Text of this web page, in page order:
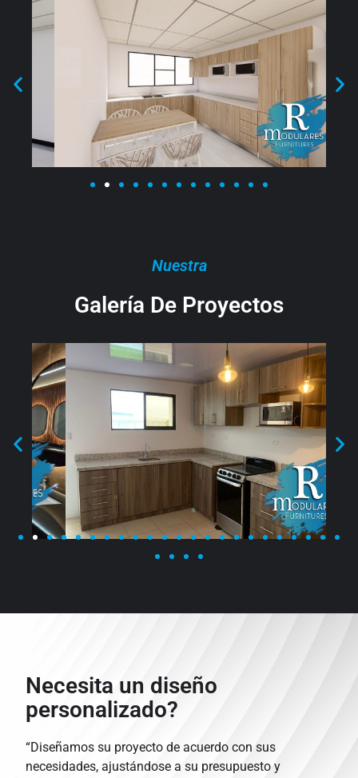
Nuestra
Galería De Proyectos
Necesita un diseño
personalizado?
“Diseñamos su proyecto de acuerdo con sus
necesidades, ajustándose a su presupuesto y